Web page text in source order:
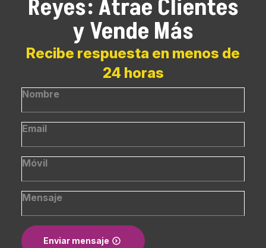
Reyes: Atrae Clientes
y Vende Más
Recibe respuesta en menos de
24 horas
Nombre
*
Email
*
Número
*
Message
Enviar mensaje